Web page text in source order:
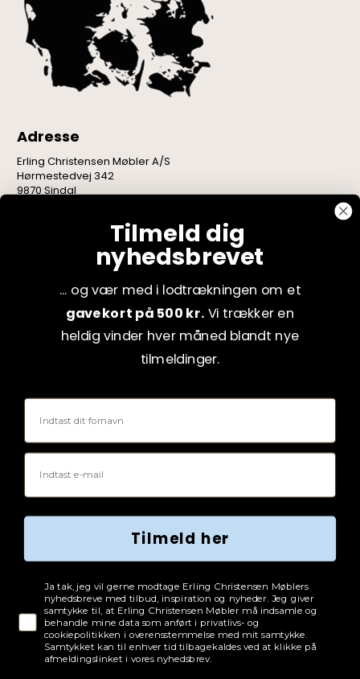
Adresse
Erling Christensen Møbler A/S
Hørmestedvej 342
9870 Sindal
Tilmeld dig
nyhedsbrevet
... og vær med i lodtrækningen om et
gavekort på 500 kr. Vi trækker en
heldig vinder hver måned blandt nye
tilmeldinger.
Fornavn
Email
Tilmeld her
Tjekboks samtykke
Ja tak, jeg vil gerne modtage Erling Christensen Møblers
nyhedsbreve med tilbud, inspiration og nyheder. Jeg giver
samtykke til, at Erling Christensen Møbler må indsamle og
behandle mine data som anført i privatlivs- og
cookiepolitikken i overensstemmelse med mit samtykke.
Samtykket kan til enhver tid tilbagekaldes ved at klikke på
afmeldingslinket i vores nyhedsbrev.